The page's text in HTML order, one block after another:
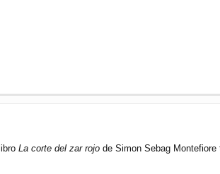
La corte del zar rojode Simon Sebag Montefiore